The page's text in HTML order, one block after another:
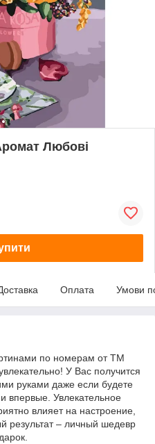
Любові
Оплата Умови
по номерам от ТМ
У Вас получится
руками даже если будете
впервые. Увлекательное
влияет на настроение,
результат – личный шедевр